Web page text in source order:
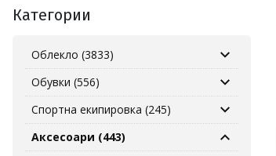
Категории
Облекло (3833)
Обувки (556)
Спортна екипировка (245)
Аксесоари (443)